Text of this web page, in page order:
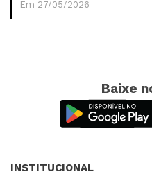
Em 27/05/2026
Baixe
INSTITUCIONAL